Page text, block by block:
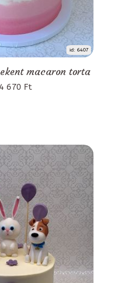
id: 6407
macaron torta
670 Ft